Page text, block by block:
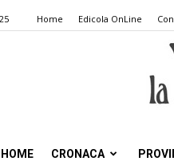
Home Edicola OnLine
HOME CRONACA